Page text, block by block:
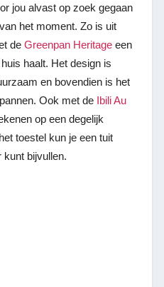
jou alvast op zoek gegaan
het moment. Zo is uit
deGreenpan Heritage een
haalt. Het design is
en bovendien is het
Ook met de Ibili Au
op een degelijk
toestel kun je een tuit
kunt bijvullen.